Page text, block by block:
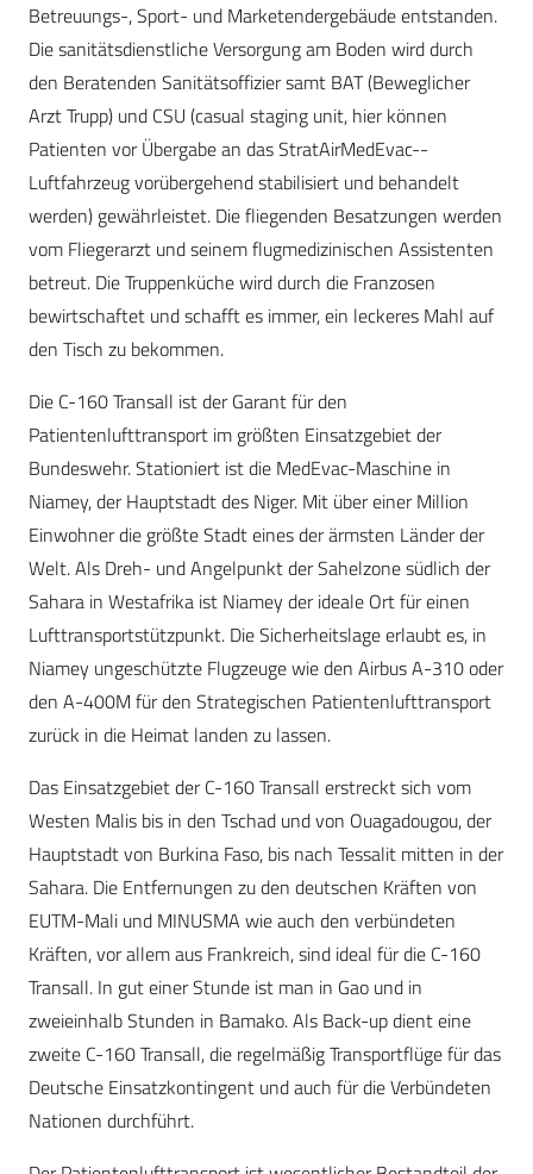
Betreuungs-, Sport- und Marketendergebäude entstanden.
Die sanitätsdienstliche Versorgung am Boden wird durch
den Beratenden Sanitätsoffizier samt BAT (Beweglicher
Arzt Trupp) und CSU (casual ­staging unit, hier können
Patienten vor Übergabe an das StratAirMedEvac-­
Luftfahrzeug vorübergehend stabilisiert und behandelt
werden) gewährleistet. Die fliegenden Besatzungen werden
vom Fliegerarzt und seinem flugmedizinischen Assistenten
betreut. Die Truppenküche wird durch die Franzosen
bewirtschaftet und schafft es immer, ein leckeres Mahl auf
den Tisch zu bekommen.
Die C-160 Transall ist der Garant für den
Patientenlufttransport im größten Einsatzgebiet der
Bundeswehr. Stationiert ist die MedEvac-Maschine in
Niamey, der Hauptstadt des Niger. Mit über einer Million
Einwohner die größte Stadt eines der ärmsten Länder der
Welt. Als Dreh- und Angelpunkt der Sahelzone südlich der
Sahara in Westafrika ist Niamey der ideale Ort für einen
Lufttransportstützpunkt. Die Sicherheitslage erlaubt es, in
Niamey ungeschützte Flugzeuge wie den Airbus A-310 oder
den A-400M für den Strategischen Patientenlufttransport
zurück in die Heimat landen zu lassen.
Das Einsatzgebiet der C-160 Transall erstreckt sich vom
Westen Malis bis in den Tschad und von Ouagadougou, der
Hauptstadt von Burkina Faso, bis nach Tessalit mitten in der
Sahara. Die Entfernungen zu den deutschen Kräften von
EUTM-Mali und MINUSMA wie auch den verbündeten
Kräften, vor allem aus Frankreich, sind ideal für die C-160
Transall. In gut einer Stunde ist man in Gao und in
zweieinhalb Stunden in Bamako. Als Back-up dient eine
zweite C-160 Transall, die regelmäßig Transportflüge für das
Deutsche Einsatzkontingent und auch für die Verbündeten
Nationen durchführt.